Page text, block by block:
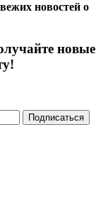
новостей о
новые